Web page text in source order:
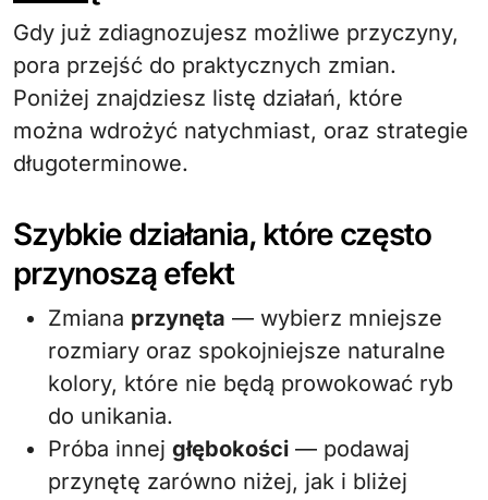
Gdy już zdiagnozujesz możliwe przyczyny,
pora przejść do praktycznych zmian.
Poniżej znajdziesz listę działań, które
można wdrożyć natychmiast, oraz strategie
długoterminowe.
Szybkie działania, które często
przynoszą efekt
Zmiana przynęta — wybierz mniejsze
rozmiary oraz spokojniejsze naturalne
kolory, które nie będą prowokować ryb
do unikania.
Próba innej głębokości — podawaj
przynętę zarówno niżej, jak i bliżej